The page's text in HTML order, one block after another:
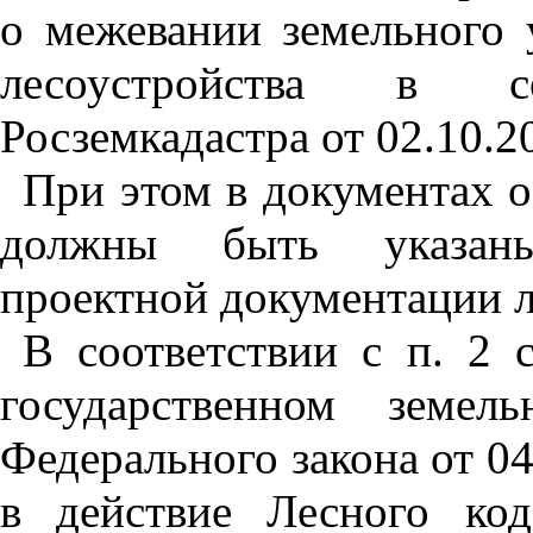
о межевании земельного
лесоустройства в
Росземкадастра от
При этом в документах
должны быть
проектной документации
В соответствии с п. 2
государственном
Федерального закона от
в действие Лесного